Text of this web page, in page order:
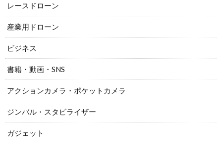
レースドローン
産業用ドローン
ビジネス
書籍・動画・SNS
アクションカメラ・ポケットカメラ
ジンバル・スタビライザー
ガジェット